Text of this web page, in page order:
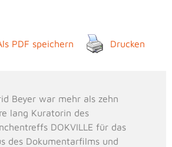
PDF speichern Drucken
Beyer war mehr als zehn
lang Kuratorin des
DOKVILLE für das
des Dokumentarfilms und